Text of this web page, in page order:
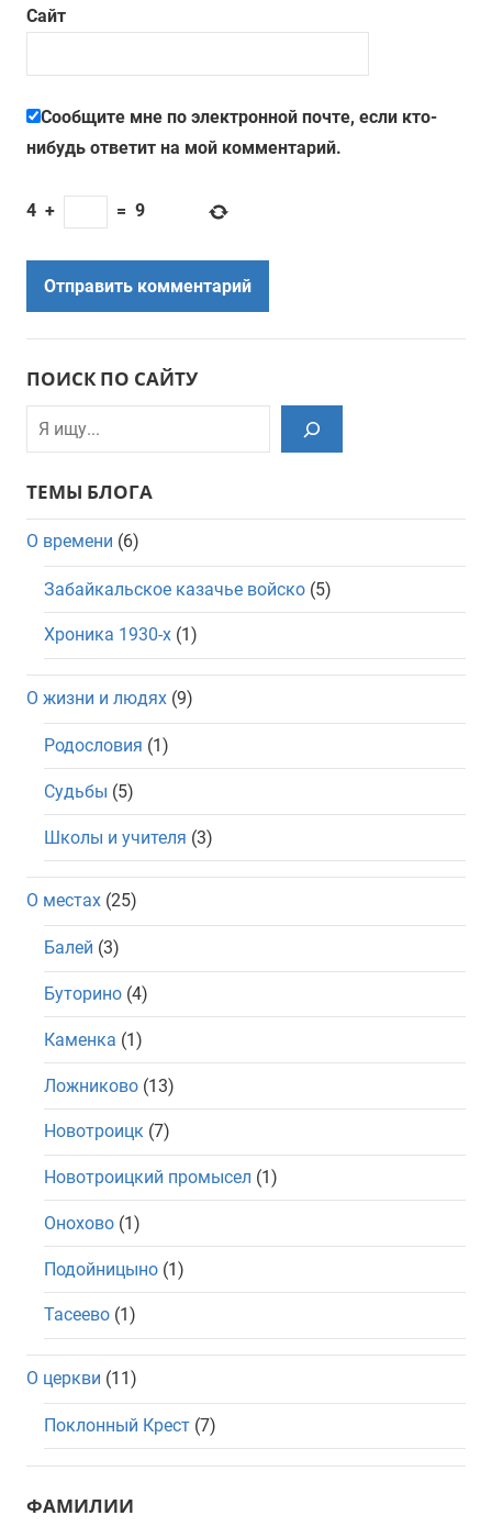
Сайт
Сообщите мне по электронной почте, если кто-
нибудь ответит на мой комментарий.
4 + = 9
ПОИСК ПО САЙТУ
Поиск
ТЕМЫ БЛОГА
О времени (6)
Забайкальское казачье войско (5)
Хроника 1930-х (1)
О жизни и людях (9)
Родословия (1)
Судьбы (5)
Школы и учителя (3)
О местах (25)
Балей (3)
Буторино (4)
Каменка (1)
Ложниково (13)
Новотроицк (7)
Новотроицкий промысел (1)
Онохово (1)
Подойницыно (1)
Тасеево (1)
О церкви (11)
Поклонный Крест (7)
ФАМИЛИИ